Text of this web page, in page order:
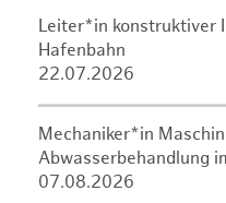
Leiter*in konstruktiver
Hafenbahn
22.07.2026
Mechaniker*in
Abwasserbehandlung
07.08.2026